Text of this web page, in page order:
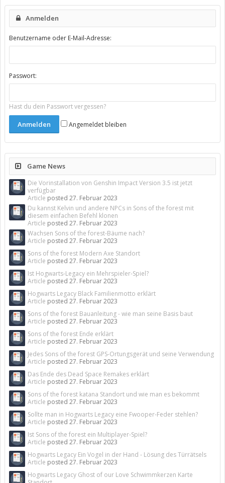
Anmelden
Benutzername oder E-Mail-Adresse:
Passwort:
Hast du dein Passwort vergessen?
Angemeldet bleiben
Game News
Die Vorinstallation von Genshin Impact Version 3.5 ist jetzt
verfügbar
Article posted 27. Februar 2023
Du kannst Kelvin und andere NPCs in Sons of the forest mit
diesem einfachen Befehl klonen
Article posted 27. Februar 2023
Wachsen Sons of the forest-Bäume nach?
Article posted 27. Februar 2023
Sons of the forest Modern Axe Standort
Article posted 27. Februar 2023
Ist Hogwarts-Legacy ein Mehrspieler-Spiel?
Article posted 27. Februar 2023
Hogwarts Legacy Black Familienmotto erklärt
Article posted 27. Februar 2023
Sons of the forest Bauanleitung - wie man seine Basis baut
Article posted 27. Februar 2023
Sons of the forest Ende erklärt
Article posted 27. Februar 2023
Jedes Sons of the forest GPS-Ortungsgerät und seine Verwendung
Article posted 27. Februar 2023
Das Ende des Dead Space Remakes erklärt
Article posted 27. Februar 2023
Sons of the forest katana Standort und wie man es bekommt
Article posted 27. Februar 2023
Sollte man in Hogwarts Legacy eine Fwooper-Feder stehlen?
Article posted 27. Februar 2023
Ist Sons of the forest ein Multiplayer-Spiel?
Article posted 27. Februar 2023
Hogwarts Legacy Ein Vogel in der Hand - Lösung des Türrätsels
Article posted 27. Februar 2023
Hogwarts Legacy Ghost of our Love Schwimmkerzen Karte